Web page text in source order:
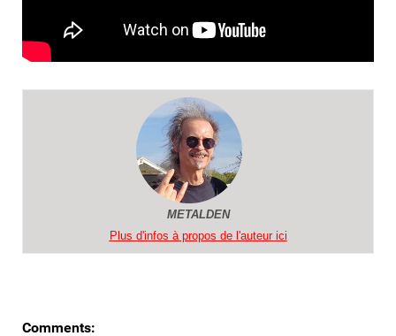
METALDEN
Plus d'infos à propos de l'auteur ici
Comments: